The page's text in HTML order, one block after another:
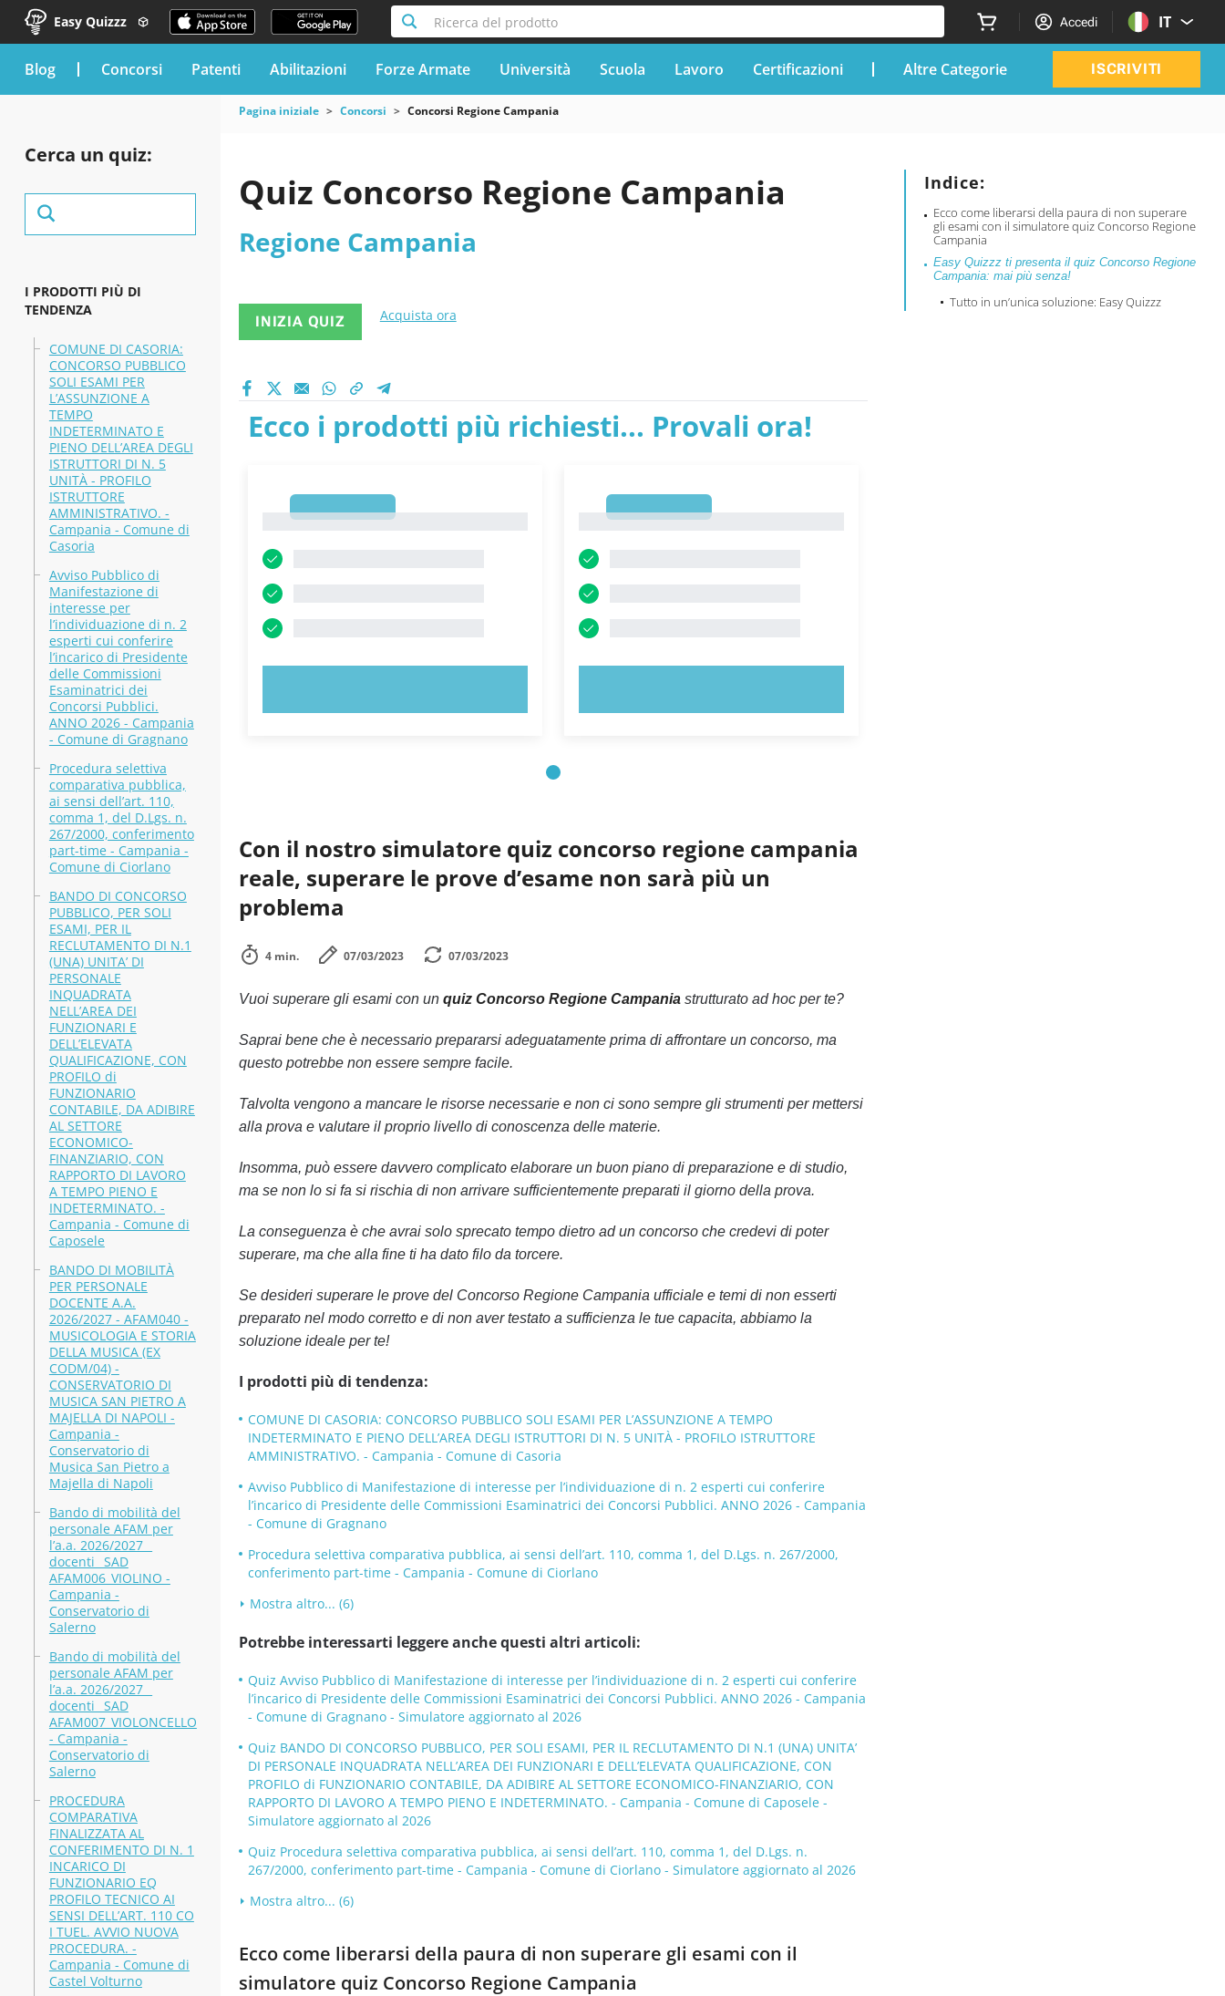
Easy Quizzz Ricerca del prodotto Accedi IT
blog Concorsi Patenti Abilitazioni Forze Armate Università Scuola Lavoro Certificazioni Altre Categorie ISCRIVITI
Cerca un quiz:
I PRODOTTI PIÙ DI
TENDENZA
COMUNE DI CASORIA:
CONCORSO PUBBLICO
SOLI ESAMI PER
L’ASSUNZIONE A
TEMPO
INDETERMINATO E
PIENO DELL’AREA DEGLI
ISTRUTTORI DI N. 5
UNITÀ - PROFILO
ISTRUTTORE
AMMINISTRATIVO. -
Campania - Comune di
Casoria
Avviso Pubblico di
Manifestazione di
interesse per
l’individuazione di n. 2
esperti cui conferire
l’incarico di Presidente
delle Commissioni
Esaminatrici dei
Concorsi Pubblici.
ANNO 2026 - Campania
- Comune di Gragnano
Procedura selettiva
comparativa pubblica,
ai sensi dell’art. 110,
comma 1, del D.Lgs. n.
267/2000, conferimento
part-time - Campania -
Comune di Ciorlano
BANDO DI CONCORSO
PUBBLICO, PER SOLI
ESAMI, PER IL
RECLUTAMENTO DI N.1
(UNA) UNITA’ DI
PERSONALE
INQUADRATA
NELL’AREA DEI
FUNZIONARI E
DELL’ELEVATA
QUALIFICAZIONE, CON
PROFILO di
FUNZIONARIO
CONTABILE, DA ADIBIRE
AL SETTORE
ECONOMICO-
FINANZIARIO, CON
RAPPORTO DI LAVORO
A TEMPO PIENO E
INDETERMINATO. -
Campania - Comune di
Caposele
BANDO DI MOBILITÀ
PER PERSONALE
DOCENTE A.A.
2026/2027 - AFAM040 -
MUSICOLOGIA E STORIA
DELLA MUSICA (EX
CODM/04) -
CONSERVATORIO DI
MUSICA SAN PIETRO A
MAJELLA DI NAPOLI -
Campania -
Conservatorio di
Musica San Pietro a
Majella di Napoli
Bando di mobilità del
personale AFAM per
l’a.a. 2026/2027 _
docenti_ SAD
AFAM006_VIOLINO -
Campania -
Conservatorio di
Salerno
Bando di mobilità del
personale AFAM per
l’a.a. 2026/2027 _
docenti_ SAD
AFAM007_VIOLONCELLO
- Campania -
Conservatorio di
Salerno
PROCEDURA
COMPARATIVA
FINALIZZATA AL
CONFERIMENTO DI N. 1
INCARICO DI
FUNZIONARIO EQ
PROFILO TECNICO AI
SENSI DELL’ART. 110 CO
I TUEL. AVVIO NUOVA
PROCEDURA. -
Campania - Comune di
Castel Volturno
Pagina iniziale Concorsi Concorsi Regione Campania
Indice:
Ecco come liberarsi della paura di non superare
gli esami con il simulatore quiz Concorso Regione
Campania
Easy Quizzz ti presenta il quiz Concorso Regione
Campania: mai più senza!
Tutto in un’unica soluzione: Easy Quizzz
Quiz Concorso Regione Campania
Regione Campania
INIZIA QUIZ Acquista ora
Ecco i prodotti più richiesti... Provali ora!
Con il nostro simulatore quiz concorso regione campania
reale, superare le prove d’esame non sarà più un
problema
4 min. 07/03/2023 07/03/2023
Vuoi superare gli esami con un quiz Concorso Regione Campaniastrutturato ad hoc per te?
Saprai bene che è necessario prepararsi adeguatamente prima di affrontare un concorso, ma
questo potrebbe non essere sempre facile.
Talvolta vengono a mancare le risorse necessarie e non ci sono sempre gli strumenti per mettersi
alla prova e valutare il proprio livello di conoscenza delle materie.
Insomma, può essere davvero complicato elaborare un buon piano di preparazione e di studio,
ma se non lo si fa si rischia di non arrivare sufficientemente preparati il giorno della prova.
La conseguenza è che avrai solo sprecato tempo dietro ad un concorso che credevi di poter
superare, ma che alla fine ti ha dato filo da torcere.
Se desideri superare le prove del Concorso Regione Campania ufficiale e temi di non esserti
preparato nel modo corretto e di non aver testato a sufficienza le tue capacita, abbiamo la
soluzione ideale per te!
I prodotti più di tendenza:
COMUNE DI CASORIA: CONCORSO PUBBLICO SOLI ESAMI PER L’ASSUNZIONE A TEMPO
INDETERMINATO E PIENO DELL’AREA DEGLI ISTRUTTORI DI N. 5 UNITÀ - PROFILO ISTRUTTORE
AMMINISTRATIVO. - Campania - Comune di Casoria
Avviso Pubblico di Manifestazione di interesse per l’individuazione di n. 2 esperti cui conferire
l’incarico di Presidente delle Commissioni Esaminatrici dei Concorsi Pubblici. ANNO 2026 - Campania
- Comune di Gragnano
Procedura selettiva comparativa pubblica, ai sensi dell’art. 110, comma 1, del D.Lgs. n. 267/2000,
conferimento part-time - Campania - Comune di Ciorlano
Mostra altro... (6)
Potrebbe interessarti leggere anche questi altri articoli:
Quiz Avviso Pubblico di Manifestazione di interesse per l’individuazione di n. 2 esperti cui conferire
l’incarico di Presidente delle Commissioni Esaminatrici dei Concorsi Pubblici. ANNO 2026 - Campania
- Comune di Gragnano - Simulatore aggiornato al 2026
Quiz BANDO DI CONCORSO PUBBLICO, PER SOLI ESAMI, PER IL RECLUTAMENTO DI N.1 (UNA) UNITA’
DI PERSONALE INQUADRATA NELL’AREA DEI FUNZIONARI E DELL’ELEVATA QUALIFICAZIONE, CON
PROFILO di FUNZIONARIO CONTABILE, DA ADIBIRE AL SETTORE ECONOMICO-FINANZIARIO, CON
RAPPORTO DI LAVORO A TEMPO PIENO E INDETERMINATO. - Campania - Comune di Caposele -
Simulatore aggiornato al 2026
Quiz Procedura selettiva comparativa pubblica, ai sensi dell’art. 110, comma 1, del D.Lgs. n.
267/2000, conferimento part-time - Campania - Comune di Ciorlano - Simulatore aggiornato al 2026
Mostra altro... (6)
Ecco come liberarsi della paura di non superare gli esami con il
simulatore quiz Concorso Regione Campania